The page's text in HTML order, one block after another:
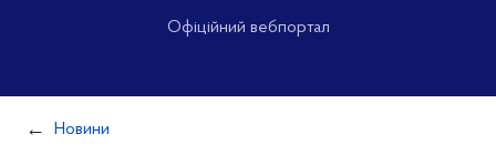
Офіційний вебпортал
Новини